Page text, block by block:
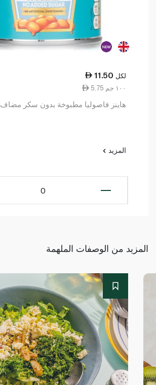
11.50 لكل
5.75 ١٠٠ جم
هاينز فاصوليا مطبوخة بدون سكر مضاف 200 غرام
المزيد
0
المزيد من الوصفات الملهمة